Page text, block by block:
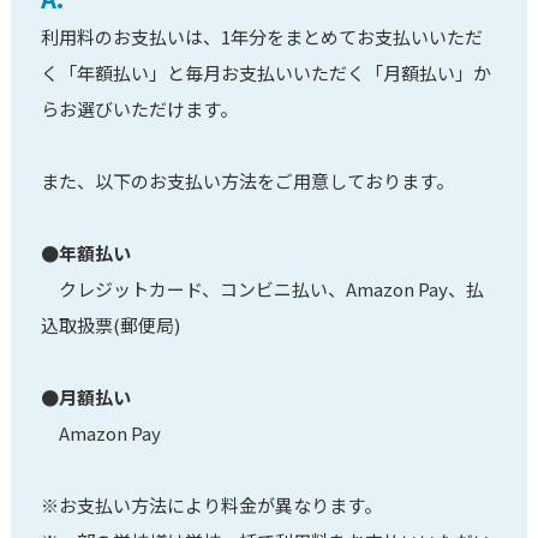
利用料のお支払いは、1年分をまとめてお支払いいただ
く「年額払い」と毎月お支払いいただく「月額払い」か
らお選びいただけます。
また、以下のお支払い方法をご用意しております。
●年額払い
クレジットカード、コンビニ払い、Amazon Pay、払
込取扱票(郵便局)
●月額払い
Amazon Pay
※お支払い方法により料金が異なります。